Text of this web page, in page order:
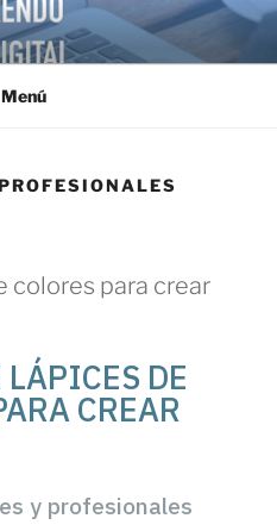
Menú
colores para crear
LÁPICES DE
CREAR
y profesionales